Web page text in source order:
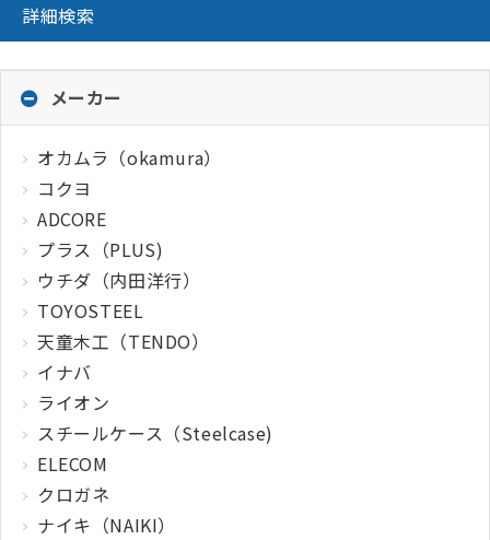
詳細検索
メーカー
オカムラ（okamura）
コクヨ
ADCORE
プラス（PLUS)
ウチダ（内田洋行）
TOYOSTEEL
天童木工（TENDO）
イナバ
ライオン
スチールケース（Steelcase)
ELECOM
クロガネ
ナイキ（NAIKI）